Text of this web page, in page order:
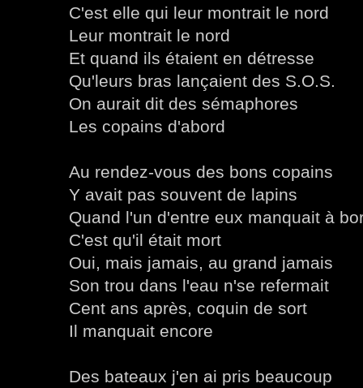
C'est elle qui leur montrait le nord
Leur montrait le nord
Et quand ils étaient en détresse
Qu'leurs bras lançaient des S.O.S.
On aurait dit des sémaphores
Les copains d'abord
Au rendez-vous des bons copains
Y avait pas souvent de lapins
Quand l'un d'entre eux manquait à
C'est qu'il était mort
Oui, mais jamais, au grand jamais
Son trou dans l'eau n'se refermait
Cent ans après, coquin de sort
Il manquait encore
Des bateaux j'en ai pris beaucoup